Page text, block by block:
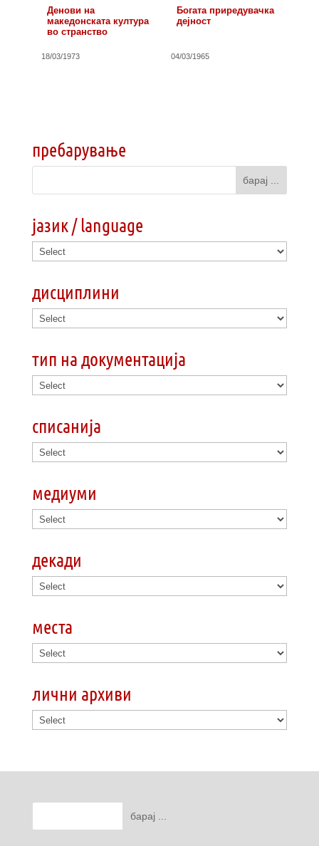
Денови на
македонската култура
во странство
18/03/1973
Богата приредувачка
дејност
04/03/1965
пребарување
јазик / language
дисциплини
тип на документација
списанија
медиуми
декади
места
лични архиви